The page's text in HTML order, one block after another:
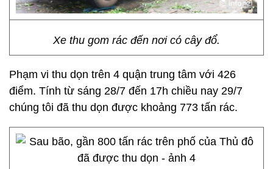
Xe thu gom rác đến nơi có cây đổ.
Phạm vi thu dọn trên 4 quận trung tâm với 426
điểm. Tính từ sáng 28/7 đến 17h chiều nay 29/7
chúng tôi đã thu dọn được khoảng 773 tấn rác.